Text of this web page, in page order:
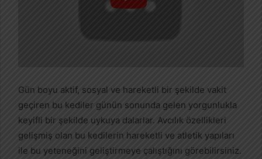
Gün boyu aktif, sosyal ve hareketli bir şekilde vakit
geçiren bu kediler günün sonunda gelen yorgunlukla
keyifli bir şekilde uykuya dalarlar. Avcılık özellikleri
gelişmiş olan bu kedilerin hareketli ve atletik yapıları
ile bu yeteneğini geliştirmeye çalıştığını görebilirsiniz.